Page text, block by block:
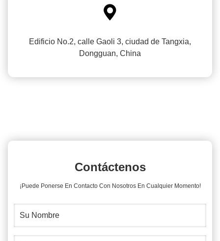

Edificio No.2, calle Gaoli 3, ciudad de Tangxia,
Dongguan, China
Contáctenos
¡Puede Ponerse En Contacto Con Nosotros En Cualquier Momento!